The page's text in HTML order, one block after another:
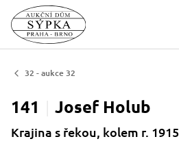
32 - aukce 32
141 Josef Holub
Krajina s řekou, kolem r. 1915